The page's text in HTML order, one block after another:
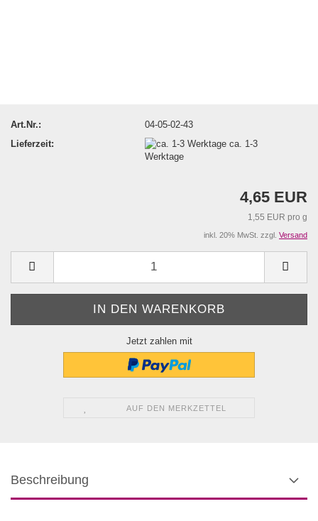
Art.Nr.:
04-05-02-43
Lieferzeit:
ca. 1-3
Werktage
4,65 EUR
1,55 EUR pro g
inkl. 20% MwSt. zzgl. Versand
Jetzt zahlen mit
AUF DEN MERKZETTEL
Beschreibung